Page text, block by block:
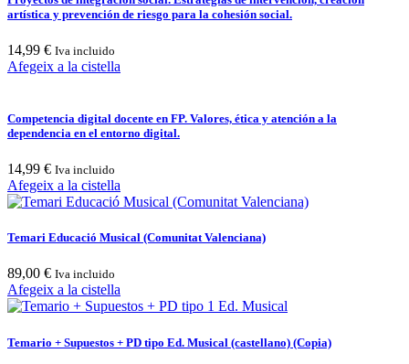
artística y prevención de riesgo para la cohesión social.
14,99 € Iva incluido
Afegeix a la cistella
Competencia digital docente en FP. Valores, ética y atención a la
dependencia en el entorno digital.
14,99 € Iva incluido
Afegeix a la cistella
Temari Educació Musical (Comunitat Valenciana)
89,00 € Iva incluido
Afegeix a la cistella
Temario + Supuestos + PD tipo Ed. Musical (castellano) (Copia)